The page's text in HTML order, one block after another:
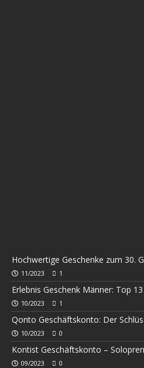
Hochwertige Geschenke zum 30.
11/2023 1
Erlebnis Geschenk Männer: Top
10/2023 1
Qonto Geschäftskonto: Der
10/2023 0
Kontist Geschäftskonto –
09/2023 0